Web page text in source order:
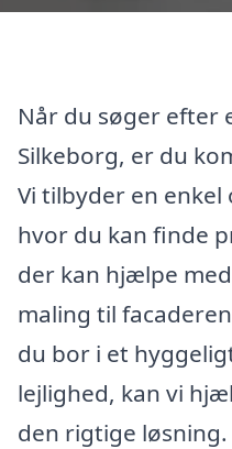
Når du søger efter
Silkeborg, er du
Vi tilbyder en
hvor du kan finde
der kan hjælpe
maling til
du bor i et
lejlighed, kan vi
den rigtige løsning.